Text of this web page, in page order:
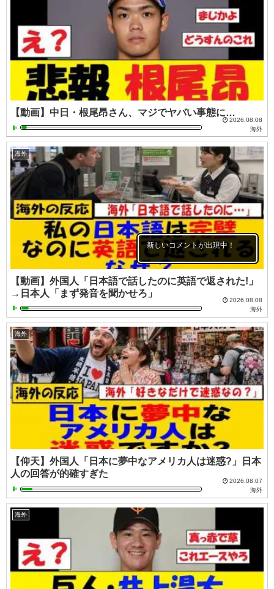
【動画】中日・根尾昂さん、マジでヤバい事態に…
2026.08.08
海外
海外
新しいコメントが出現中！
【動画】外国人「日本語で話したのに英語で返された!」
→日本人「まず発音を聞かせろ」
2026.08.08
海外
海外
【仰天】外国人「日本に夢中なアメリカ人は迷惑?」日本
人の回答が的確すぎた
2026.08.07
海外
海外